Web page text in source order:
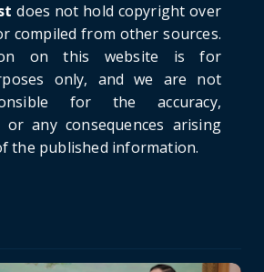
HOTNEWS
Handle Acts of Using
Software, C...
June 21, 2026
does not hold copyright over
compiled from other sources.
on this website is for
only, and we are not
for the accuracy,
or any consequences arising
the published information.